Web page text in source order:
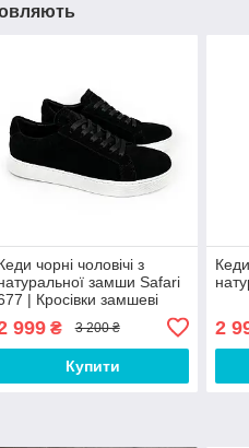
чорні чоловічі з
замши Safari
| Кросівки замшеві
999₴ 3 200 ₴
Купити
2